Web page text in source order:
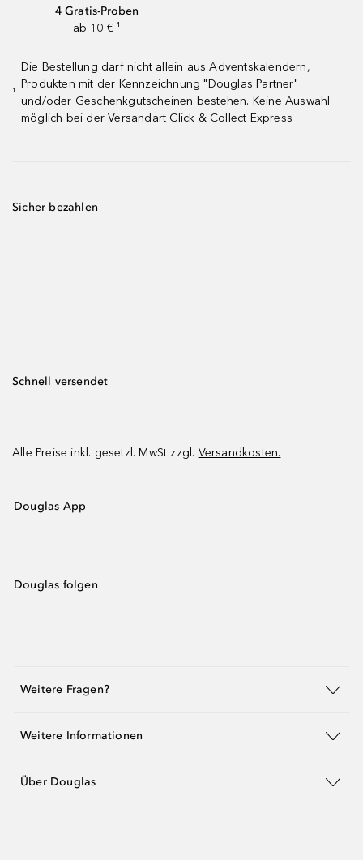
4 Gratis-Proben
ab 10 € ¹
¹
Die Bestellung darf nicht allein aus Adventskalendern,
Produkten mit der Kennzeichnung "Douglas Partner"
und/oder Geschenkgutscheinen bestehen. Keine Auswahl
möglich bei der Versandart Click & Collect Express
Sicher bezahlen
Schnell versendet
Alle Preise inkl. gesetzl. MwSt zzgl. Versandkosten.
Douglas App
Douglas folgen
Weitere Fragen?
Weitere Informationen
Über Douglas